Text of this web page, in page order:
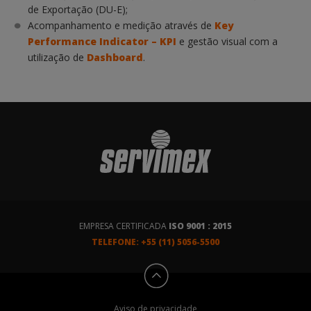
de Exportação (DU-E);
Acompanhamento e medição através de Key
Performance Indicator – KPI e gestão visual com a
utilização de Dashboard.
EMPRESA CERTIFICADA ISO 9001 : 2015
TELEFONE: +55 (11) 5056-5500
Aviso de privacidade